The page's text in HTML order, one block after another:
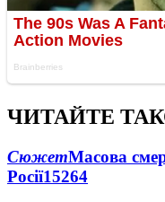
ЧИТАЙТЕ
СюжетМасова
Росії15264